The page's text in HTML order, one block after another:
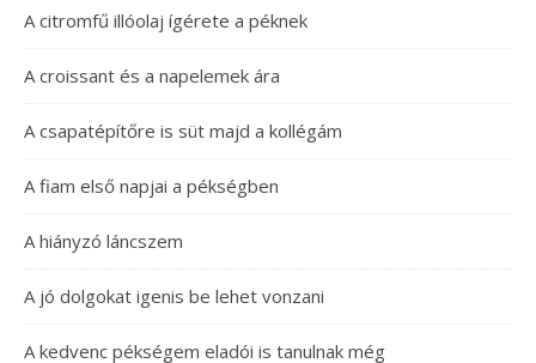
A citromfű illóolaj ígérete a péknek
A croissant és a napelemek ára
A csapatépítőre is süt majd a kollégám
A fiam első napjai a pékségben
A hiányzó láncszem
A jó dolgokat igenis be lehet vonzani
A kedvenc pékségem eladói is tanulnak még